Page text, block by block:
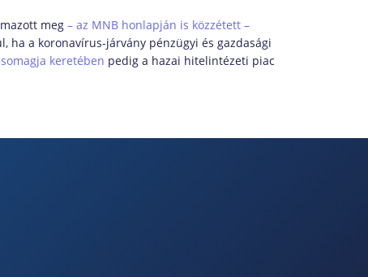
meg – az MNB honlapján is közzétett –
ha a koronavírus-járvány pénzügyi és gazdasági
keretében pedig a hazai hitelintézeti piac